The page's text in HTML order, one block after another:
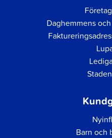
Daghemmens
Barn och